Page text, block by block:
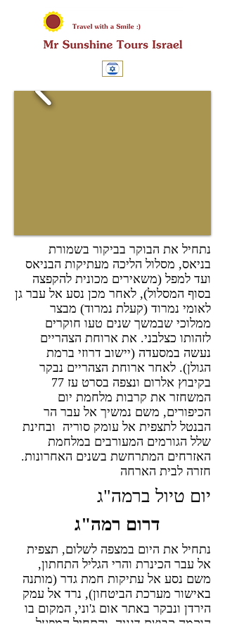
נתחיל את הבוקר בביקור בשמורת
בניאס, מסלול הליכה מעתיקות הבניאס
ועד למפל (משאירים מכונית להקפצה
בסוף המסלול), לאחר מכן נסע אל עבר גן
לאומי נמרוד (קעלת נמרוד) מבצר
ממלוכי שבמשך שנים טעו חוקרים
לזהותו כצלבני. את ארוחת הצהריים
נעשה במסעדה (יישוב דרוזי ברמת
הגולן). לאחר ארוחת הצהריים נבקר
בקיבוץ אלרום ונצפה בסרט עז 77
המשחזר את קרבות מלחמת יום
הכיפורים, משם נמשיך אל עבר הר
הבנטל לתצפית אל עומק סוריה ובחינת
שלל הגורמים המעורבים במלחמת
האזרחים המתרחשת בשנים האחרונות.
חזרה לבית הארחה
יום טיול ברמה"ג
דרום רמה"ג
נתחיל את היום במצפה לשלום, תצפית
אל עבר הכינרת והרי הגליל התחתון,
משם נסע אל עתיקות חמת גדר (מותנה
באישור מערכת הביטחון), נרד אל עמק
הירדן ונבקר באתר אום ג'וני, המקום בו
הוקמה קבוצת דגניה, והתחיל המפעל